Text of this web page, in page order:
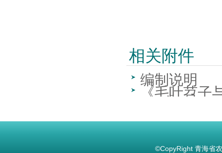
相关附件
编制说明
《毛叶苕
©CopyRight 青海省